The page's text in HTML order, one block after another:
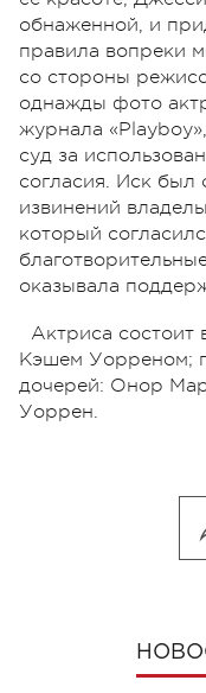
обнаженной, и
правила вопреки
со стороны
однажды фото
журнала
суд за
согласия. Иск был
извинений
который
оказывала
Актриса
Кэшем Уорреном;
дочерей: Онор
Уоррен.